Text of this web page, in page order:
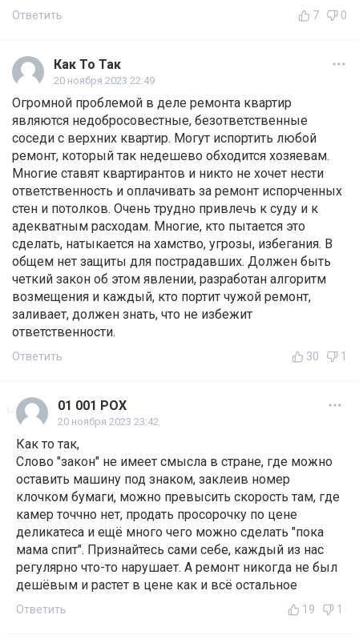
Ответить 7 0
Как То Так
20 ноября 2023 22:49
Огромной проблемой в деле ремонта квартир
являются недобросовестные, безответственные
соседи с верхних квартир. Могут испортить любой
ремонт, который так недешево обходится хозяевам.
Многие ставят квартирантов и никто не хочет нести
ответственность и оплачивать за ремонт испорченных
стен и потолков. Очень трудно привлечь к суду и к
адекватным расходам. Многие, кто пытается это
сделать, натыкается на хамство, угрозы, избегания. В
общем нет защиты для пострадавших. Должен быть
четкий закон об этом явлении, разработан алгоритм
возмещения и каждый, кто портит чужой ремонт,
заливает, должен знать, что не избежит
ответственности.
Ответить 30 1
01 001 POX
20 ноября 2023 23:42
Как то так,
Слово "закон" не имеет смысла в стране, где можно
оставить машину под знаком, заклеив номер
клочком бумаги, можно превысить скорость там, где
камер точчно нет, продать просорочку по цене
деликатеса и ещё много чего можно сделать "пока
мама спит". Признайтесь сами себе, каждый из нас
регулярно что-то нарушает. А ремонт никогда не был
дешёвым и растет в цене как и всё остальное
Ответить 19 1